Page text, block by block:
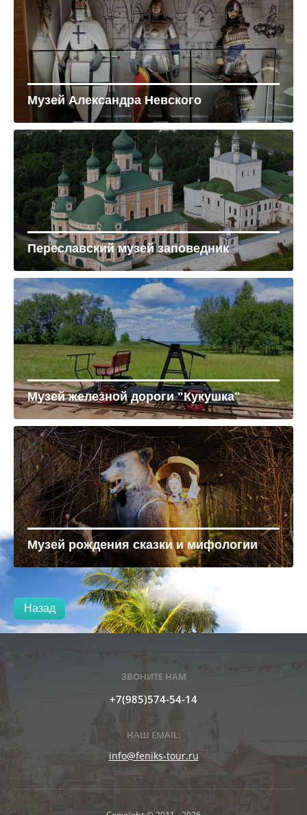
Музей Александра Невского
Переславский музей заповедник
Музей железной дороги "Кукушка"
Музей рождения сказки и мифологии
Назад
ЗВОНИТЕ НАМ
+7(985)574-54-14
НАШ EMAIL:
info@feniks-tour.ru